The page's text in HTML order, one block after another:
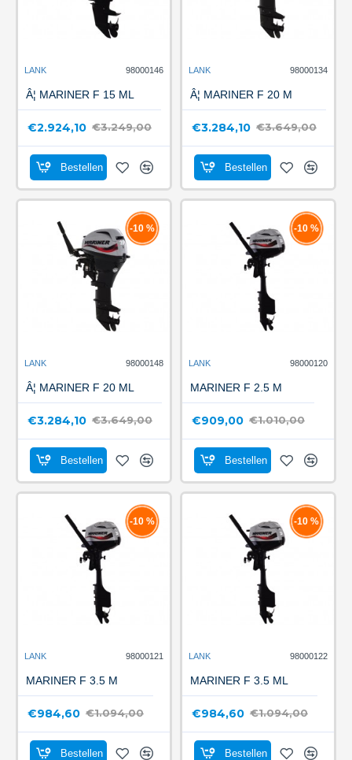
LANK 98000146
Â¦ MARINER F 15 ML
€2.924,10 €3.249,00
Bestellen
LANK 98000134
Â¦ MARINER F 20 M
€3.284,10 €3.649,00
Bestellen
-10 %
LANK 98000148
Â¦ MARINER F 20 ML
€3.284,10 €3.649,00
Bestellen
-10 %
LANK 98000120
MARINER F 2.5 M
€909,00 €1.010,00
Bestellen
-10 %
LANK 98000121
MARINER F 3.5 M
€984,60 €1.094,00
Bestellen
-10 %
LANK 98000122
MARINER F 3.5 ML
€984,60 €1.094,00
Bestellen